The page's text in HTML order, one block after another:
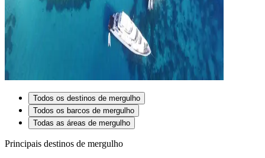
Todos os destinos de mergulho
Todos os barcos de mergulho
Todas as áreas de mergulho
Principais destinos de mergulho